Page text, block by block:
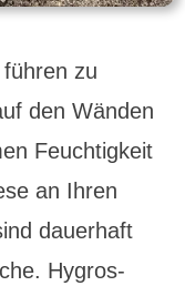
zu
den Wänden
Feuch­tigkeit
an Ihren
dauer­haft
Hygros­